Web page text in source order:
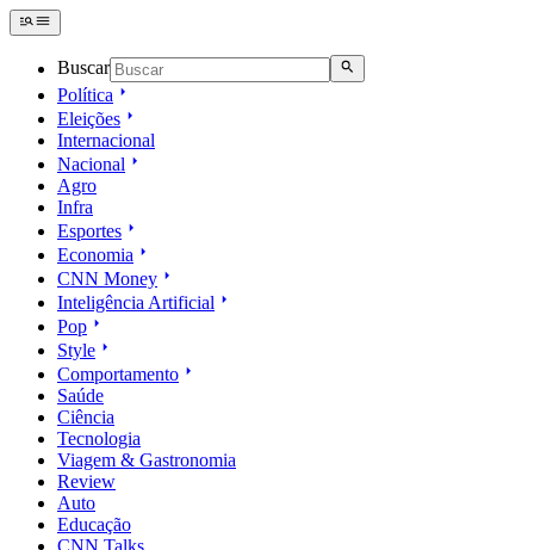
Buscar
Política
Eleições
Internacional
Nacional
Agro
Infra
Esportes
Economia
CNN Money
Inteligência Artificial
Pop
Style
Comportamento
Saúde
Ciência
Tecnologia
Viagem & Gastronomia
Review
Auto
Educação
CNN Talks